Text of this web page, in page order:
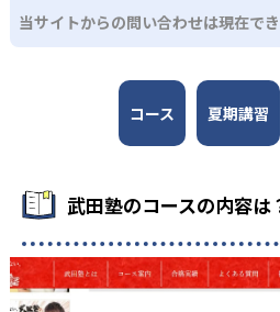
当サイトからの問い合わせは現在で
コース 夏期講習
武田塾のコースの内容は